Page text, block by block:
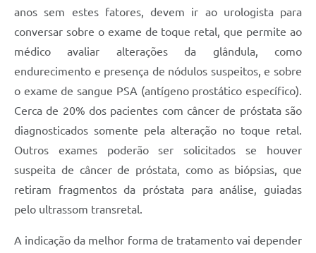
anos sem estes fatores, devem ir ao urologista para
conversar sobre o exame de toque retal, que permite ao
médico avaliar alterações da glândula, como
endurecimento e presença de nódulos suspeitos, e sobre
o exame de sangue PSA (antígeno prostático específico).
Cerca de 20% dos pacientes com câncer de próstata são
diagnosticados somente pela alteração no toque retal.
Outros exames poderão ser solicitados se houver
suspeita de câncer de próstata, como as biópsias, que
retiram fragmentos da próstata para análise, guiadas
pelo ultrassom transretal.
A indicação da melhor forma de tratamento vai depender